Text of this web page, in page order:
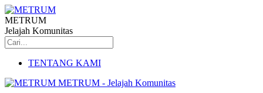
METRUM
Jelajah Komunitas
TENTANG KAMI
METRUM - Jelajah Komunitas